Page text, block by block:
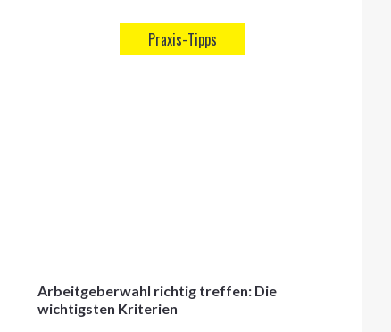
Praxis-Tipps
Arbeitgeberwahl richtig treffen: Die
wichtigsten Kriterien